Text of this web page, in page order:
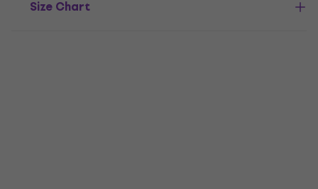
Size Chart